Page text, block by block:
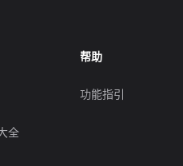
全
帮助
功能指引